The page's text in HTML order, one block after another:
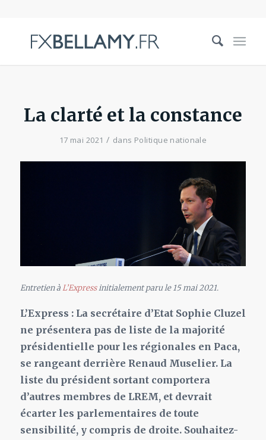
La clarté et la constance
17 mai 2021 / dans Politique nationale
Entretien àL’Expressinitialement paru le 15 mai 2021.
L’Express : La secrétaire d’Etat Sophie Cluzel
ne présentera pas de liste de la majorité
présidentielle pour les régionales en Paca,
se rangeant derrière Renaud Muselier. La
liste du président sortant comportera
d’autres membres de LREM, et devrait
écarter les parlementaires de toute
sensibilité, y compris de droite. Souhaitez-